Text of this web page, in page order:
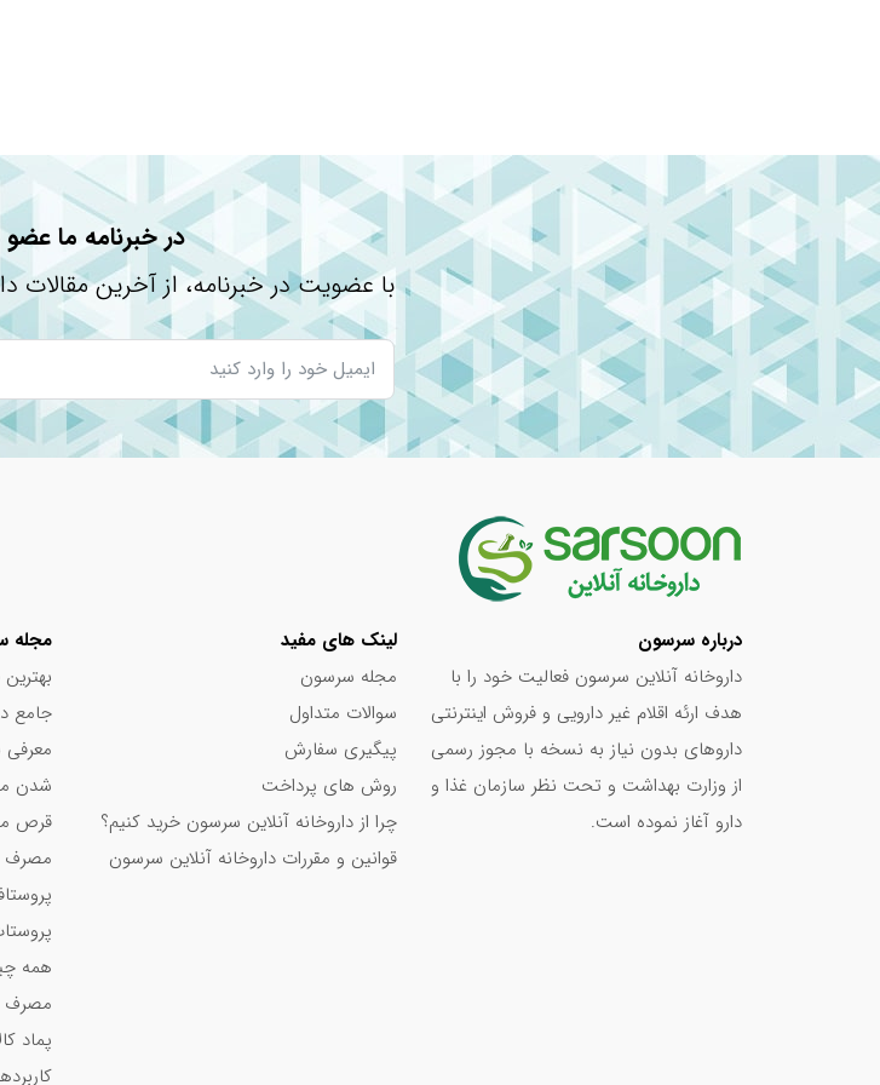
کلسترول
۷۰mg
۲۱%
سدیم
۱۵۰mg
**
کلسیم
۶%
کربوهیدرات کل
۱۰۷g
۳۷%
شکر
۱۳g
**
پروتئین
۲۰g
کالری
۳۷%
پتاسیم
۹۷۰mg
۲۸%
فسفر
۴۶۰mg
۴۶%
ویتامین D
۲۰۰IU
ویتامین E
۳۰IU
ویتامین B۶
ویتامین C
۶۰mg
۱۰۰%
منیزیم
۱۴۰mg
۳۵%
زینک
۱۵mg
۱۰۰%
مس
۵۰%
۵۰%
در خبرنامه ما
با عضویت در خبرنامه، از آخرین مقالات
درباره سرسون
داروخانه آنلاین سرسون فعالیت خود را با
هدف ارئه اقلام غیر دارویی و فروش اینترنتی
داروهای بدون نیاز به نسخه با مجوز رسمی
از وزارت بهداشت و تحت نظر سازمان غذا و
دارو آغاز نموده است.
لینک های مفید
مجله سرسون
سوالات متداول
پیگیری سفارش
روش های پرداخت
چرا از داروخانه آنلاین سرسون خرید کنیم؟
قوانین و مقررات داروخانه آنلاین سرسون
مجله
جامع
شدن
قرص
مصرف
مصرف
پماد